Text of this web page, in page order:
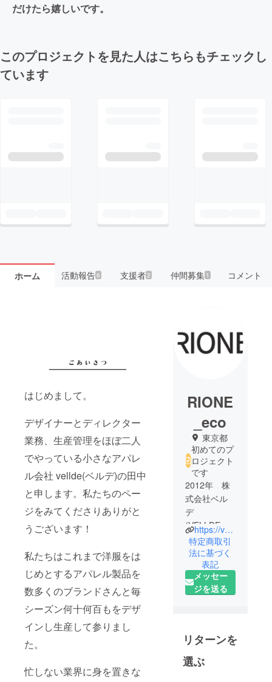
だけたら嬉しいです。
このプロジェクトを見た人はこちらもチェックし
ています
ホーム 活動報告6 支援者2 仲間募集 1 コメント
はじめまして。
デザイナーとディレクター
業務、生産管理をほぼ二人
でやっている小さなアパレ
ル会社 vellde(ベルデ)の田中
と申します。私たちのペー
ジをみてくださりありがと
うございます！
私たちはこれまで洋服をは
じめとするアパレル製品を
数多くのブランドさんと毎
シーズン何十何百もをデザ
インし生産して参りまし
た。
忙しない業界に身を置きな
RIONE
_eco
東京都
初めてのプ
ロジェクト
です
2012年 株
式会社ベル
デ
(VELLDE
CO.,LTD) を
設立。
私達はビー
ムスやパル
などをはじ
ランド様の
デザインを
手掛けてき
https://vellde.jp/
特定商取引
法に基づく
表記
メッセー
ジを送る
リターンを
選ぶ